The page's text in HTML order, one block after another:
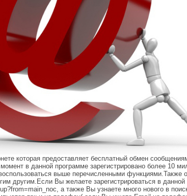
которая предоставляет бесплатный обмен
в данной программе зарегистрировано более 10
выше перечисленными
другим.Если Вы желаете зарегистрироваться в данной
а также Вы узнаете много нового в